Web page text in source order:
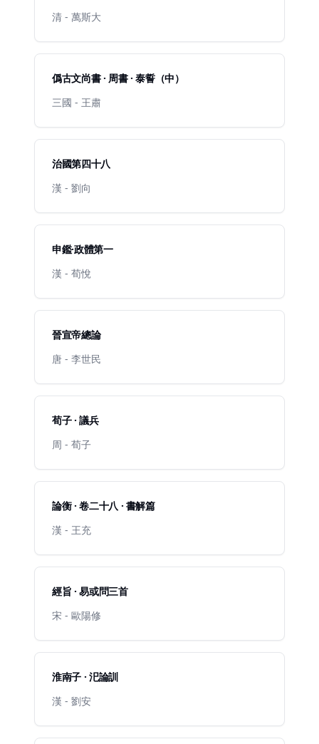
清 - 萬斯大
僞古文尚書 · 周書 · 泰誓（中）
三國 - 王肅
治國第四十八
漢 - 劉向
申鑑·政體第一
漢 - 荀悅
晉宣帝總論
唐 - 李世民
荀子 · 議兵
周 - 荀子
論衡 · 卷二十八 · 書解篇
漢 - 王充
經旨 · 易或問三首
宋 - 歐陽修
淮南子 · 汜論訓
漢 - 劉安